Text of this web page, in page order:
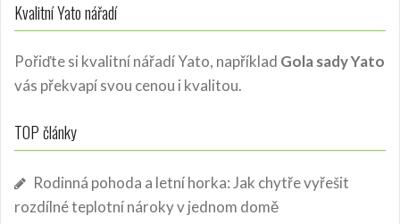
Kvalitní Yato nářadí
Pořiďte si kvalitní nářadí Yato, například Gola sady Yato
vás překvapí svou cenou i kvalitou.
TOP články
Rodinná pohoda a letní horka: Jak chytře vyřešit
rozdílné teplotní nároky v jednom domě